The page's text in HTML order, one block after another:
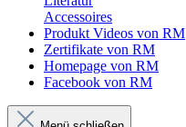
Accessoires
Produkt Videos von RM
Zertifikate von RM
Homepage von RM
Facebook von RM